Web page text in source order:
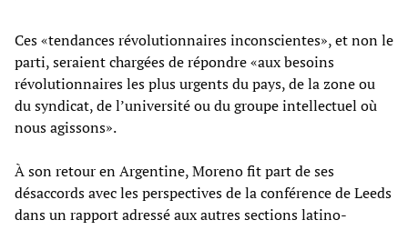
Ces «tendances révolutionnaires inconscientes», et non le
parti, seraient chargées de répondre «aux besoins
révolutionnaires les plus urgents du pays, de la zone ou
du syndicat, de l’université ou du groupe intellectuel où
nous agissons».
À son retour en Argentine, Moreno fit part de ses
désaccords avec les perspectives de la conférence de Leeds
dans un rapport adressé aux autres sections latino-